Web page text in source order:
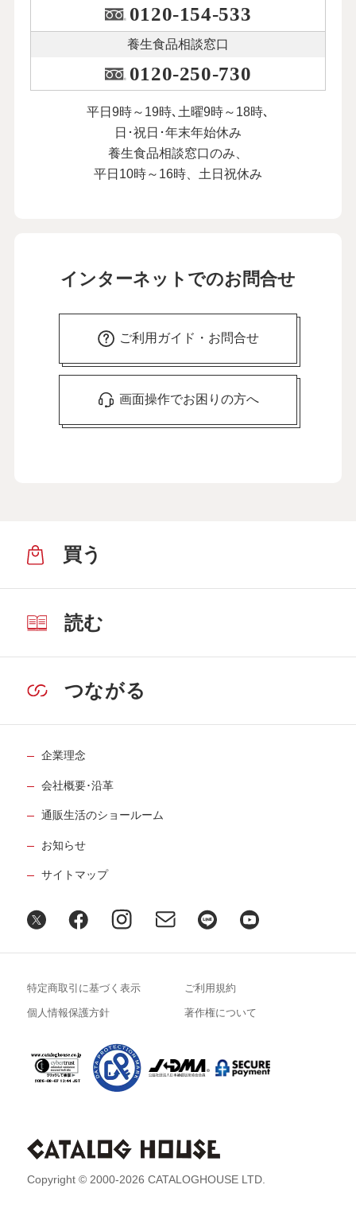
0120-154-533
養生食品相談窓口
0120-250-730
平日9時～19時､土曜9時～18時､
日･祝日･年末年始休み
養生食品相談窓口のみ、
平日10時～16時、土日祝休み
インターネットでのお問合せ
ご利用ガイド・お問合せ
画面操作でお困りの方へ
買う
読む
つながる
企業理念
会社概要･沿革
通販生活のショールーム
お知らせ
サイトマップ
Copyright © 2000-2026 CATALOGHOUSE LTD.
特定商取引に基づく表示 ご利用規約
個人情報保護方針 著作権について